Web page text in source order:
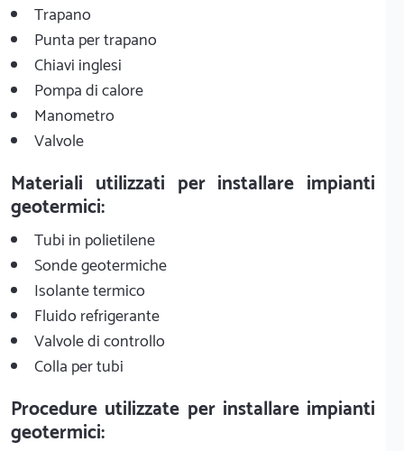
Trapano
Punta per trapano
Chiavi inglesi
Pompa di calore
Manometro
Valvole
Materiali utilizzati per installare impianti
geotermici:
Tubi in polietilene
Sonde geotermiche
Isolante termico
Fluido refrigerante
Valvole di controllo
Colla per tubi
Procedure utilizzate per installare impianti
geotermici: